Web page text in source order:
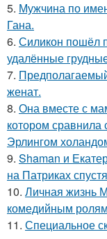
5. Мужчина по
Гана.
6. Силикон пошёл
удалённые
7.
женат.
8. Она вместе с
котором
Эрлингом
9. Shaman и
на Патриках
10. Личная жизнь
комедийным
11. Специальное